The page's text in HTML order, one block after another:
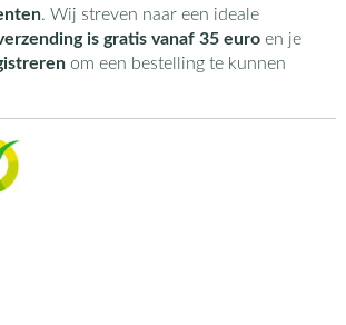
. Wij streven naar een ideale
is gratis vanaf 35 euroen je
om een bestelling te kunnen